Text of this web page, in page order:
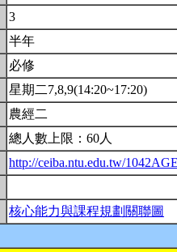
3
半年
必修
星期二7,8,9(14:20~17:20)
農經二
總人數上限：60人
http://ceiba.ntu.edu.tw/
核心能力與課程規劃關聯圖